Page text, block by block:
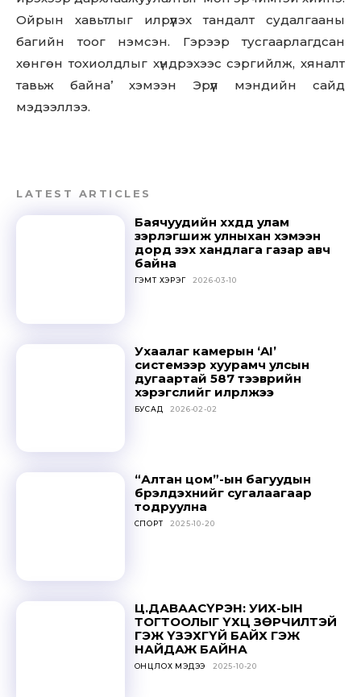
Ойрын хавьтлыг илрүүлэх тандалт судалгааны
багийн тоог нэмсэн. Гэрээр тусгаарлагдсан
хөнгөн тохиолдлыг хүндрэхээс сэргийлж, хяналт
тавьж байна’ хэмээн Эрүүл мэндийн сайд
мэдээллээ.
LATEST ARTICLES
Баячуудийн хүүхдүүд улам
зэрлэгшиж улныхан хэмээн
дорд үзэх хандлага газар авч
байна
ГЭМТ ХЭРЭГ 2026-03-10
Ухаалаг камерын ‘AI’
системээр хуурамч улсын
дугаартай 587 тээврийн
хэрэгслийг илрүүлжээ
БУСАД 2026-02-02
“Алтан цом”-ын багуудын
бүрэлдэхүүнийг сугалаагаар
тодруулна
СПОРТ 2025-10-20
Ц.ДАВААСҮРЭН: УИХ-ЫН
ТОГТООЛЫГ ҮХЦ ЗӨРЧИЛТЭЙ
ГЭЖ ҮЗЭХГҮЙ БАЙХ ГЭЖ
НАЙДАЖ БАЙНА
ОНЦЛОХ МЭДЭЭ 2025-10-20